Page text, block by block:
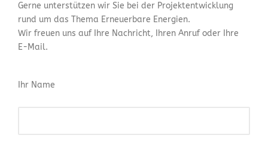
Gerne unterstützen wir Sie bei der Projektentwicklung
rund um das Thema Erneuerbare Energien.
Wir freuen uns auf Ihre Nachricht, Ihren Anruf oder Ihre
E-Mail.
Ihr Name